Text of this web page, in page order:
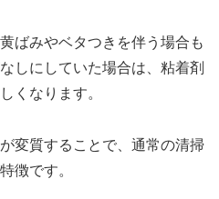
ばみやベタつきを伴う場合も
しにしていた場合は、粘着剤
くなります。
変質することで、通常の清掃
徴です。